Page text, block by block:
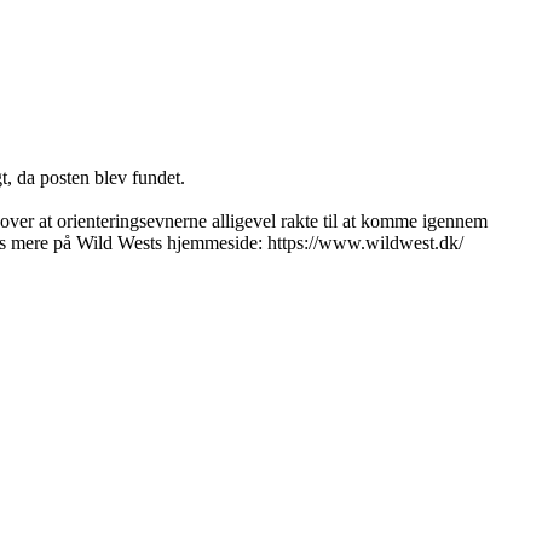
da posten blev fundet.
at orienteringsevnerne alligevel rakte til at komme igennem
på Wild Wests hjemmeside: https://www.wildwest.dk/